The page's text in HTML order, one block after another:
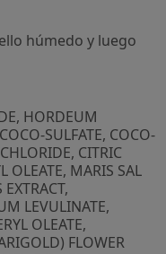
húmedo y luego
HORDEUM
SULFATE, COCO-
CITRIC
OLEATE, MARIS SAL
LEVULINATE,
OLEATE,
FLOWER